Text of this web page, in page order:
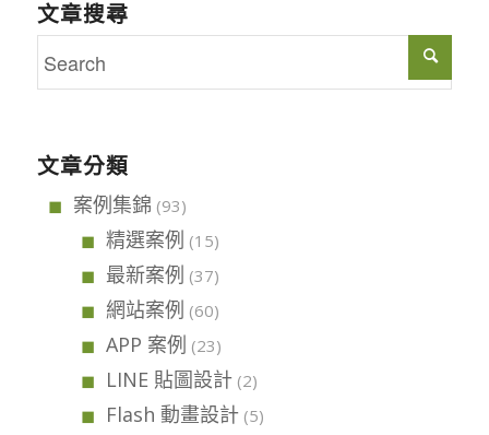
文章搜尋
文章分類
案例集錦 (93)
精選案例 (15)
最新案例 (37)
網站案例 (60)
APP 案例 (23)
LINE 貼圖設計(2)
Flash 動畫設計(5)